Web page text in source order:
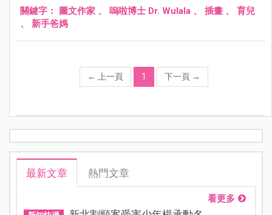
關鍵字： 圖文作家 、 嗚啦博士 Dr. Wulala 、 插畫 、 育兒
、 新手爸媽
← 上一頁 1 下一頁 →
最新文章 熱門文章
看更多